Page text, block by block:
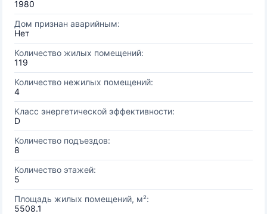
1980
Дом признан аварийным:
Нет
Количество жилых помещений:
119
Количество нежилых помещений:
4
Класс энергетической эффективности:
D
Количество подъездов:
8
Количество этажей:
5
Площадь жилых помещений, м²:
5508.1